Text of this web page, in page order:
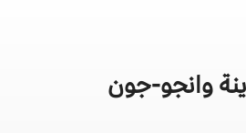
وانجو-جون